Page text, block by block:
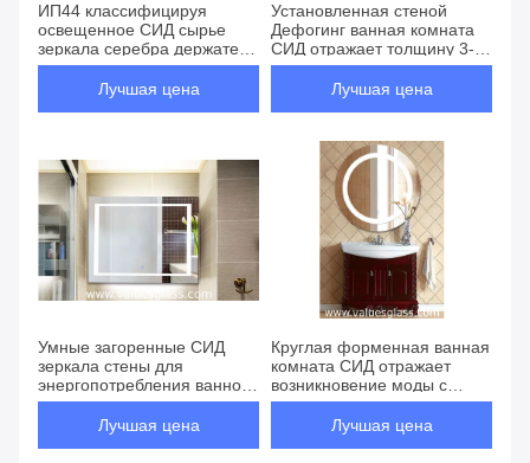
ИП44 классифицируя
освещенное СИД сырье
зеркала серебра держателя
стены зеркала ванной
комнатыЛучшая цена
Установленная стеной
Дефогинг ванная комната
СИД отражает толщину 3-
6мм с кнопкой касания
Лучшая цена
Умные загоренные СИД
зеркала стены для
энергопотребления ванной
комнаты низкого
Лучшая цена
Круглая форменная ванная
комната СИД отражает
возникновение моды с
анти- функцией корозии
Лучшая цена